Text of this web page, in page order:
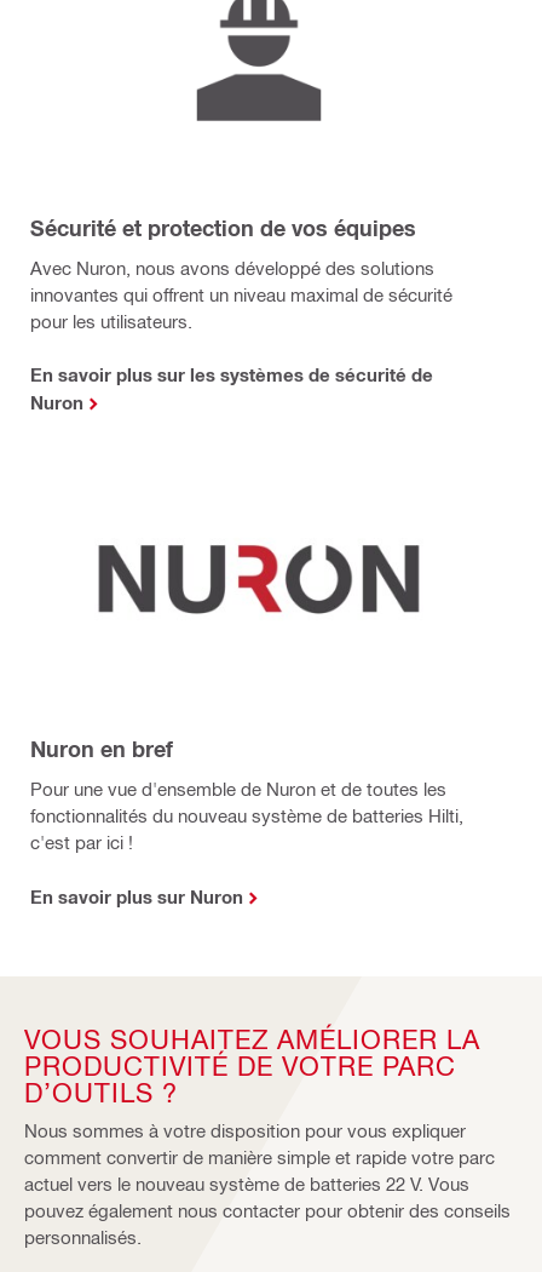
Sécurité et protection de vos équipes
Avec Nuron, nous avons développé des solutions
innovantes qui offrent un niveau maximal de sécurité
pour les utilisateurs.
En savoir plus sur les systèmes de sécurité de
Nuron
Nuron en bref
Pour une vue d'ensemble de Nuron et de toutes les
fonctionnalités du nouveau système de batteries Hilti,
c'est par ici !
En savoir plus sur Nuron
VOUS SOUHAITEZ AMÉLIORER LA
PRODUCTIVITÉ DE VOTRE PARC
D’OUTILS ?
Nous sommes à votre disposition pour vous expliquer
comment convertir de manière simple et rapide votre parc
actuel vers le nouveau système de batteries 22 V. Vous
pouvez également nous contacter pour obtenir des conseils
personnalisés.